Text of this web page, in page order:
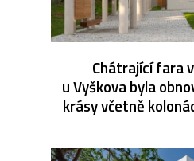
Chátrající fara
u Vyškova byla
krásy včetně